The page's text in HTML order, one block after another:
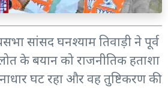
सांसद घनश्याम तिवाड़ी ने पूर्व
के बयान को राजनीतिक हताशा
घट रहा और वह तुष्टिकरण की